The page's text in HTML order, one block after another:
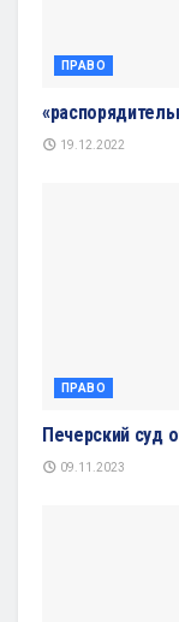
ПРАВО
19.12.2022
ПРАВО
Печерский суд
09.11.2023